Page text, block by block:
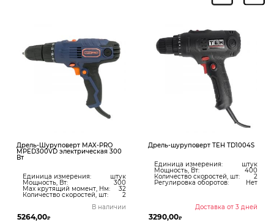
Дрель-Шуруповерт MAX-PRO
MPED300VD электрическая 300
Вт
Единица измерения: штук
Мощность, Вт: 300
Max крутящий момент, Нм: 32
Количество скоростей, шт:
2
В наличии
5264,00₽
Дрель-шуруповерт TEH TD1004S
Единица измерения: штук
Мощность, Вт: 400
Количество скоростей, шт: 2
Регулировка оборотов: Нет
Доставка от 3 дней
3290,00₽